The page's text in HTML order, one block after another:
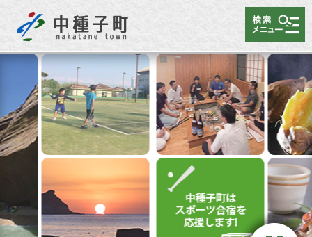
メニュー